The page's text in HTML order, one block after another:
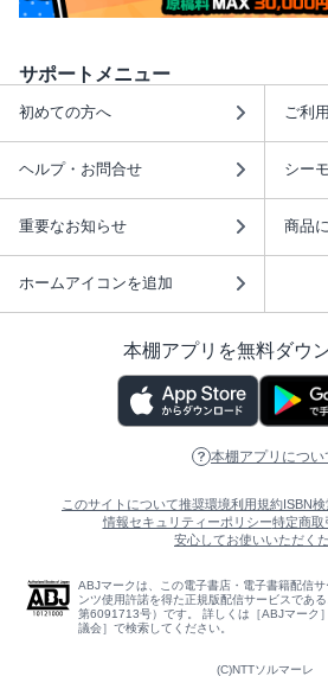
サポートメニュー
初めての方へ ご利
ヘルプ・お問合せ シー
重要なお知らせ 商品
ホームアイコンを追加
本棚アプリを無料ダウ
本棚アプリについ
このサイトについて推奨環境利用規約 ISBN
情報セキュリティーポリシー特定商取
安心してお使いいただく
ABJマークは、この電子書店・電子書籍配信
ンツ使用許諾を得た正規版配信サービスであ
第6091713号）です。 詳しくは［ABJマーク
議会］で検索してください。
(C)NTTソルマーレ